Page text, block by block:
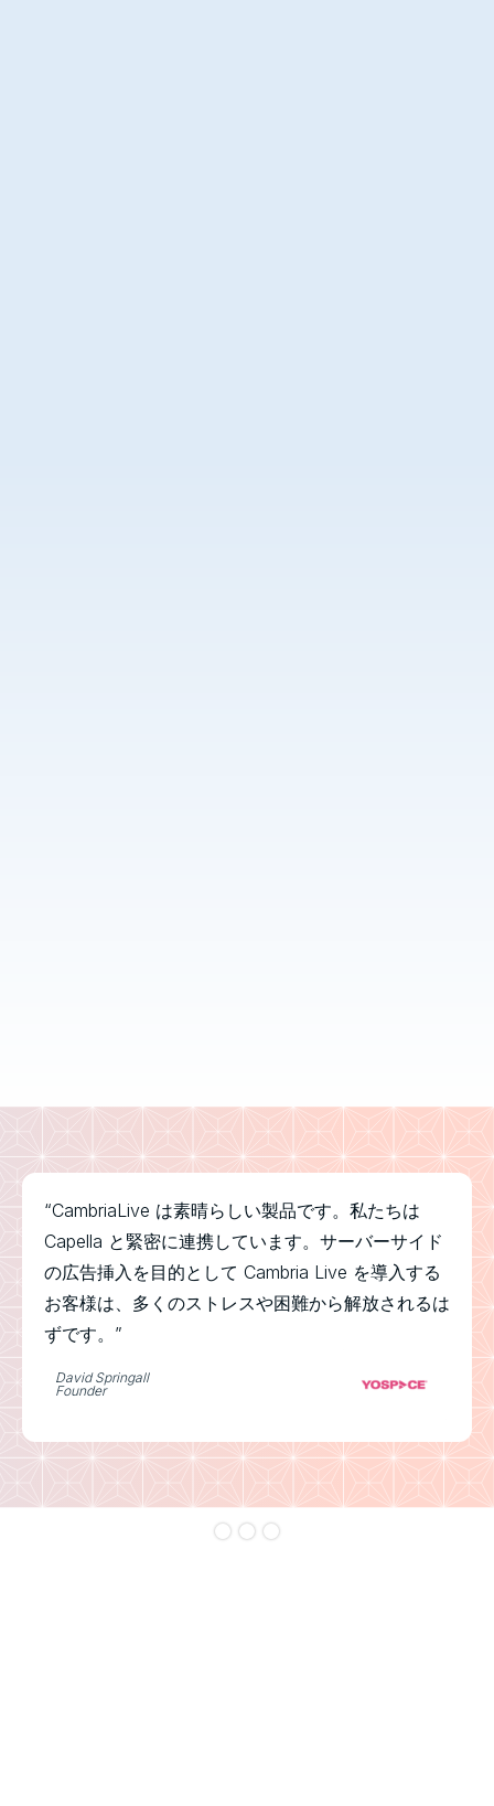
“CambriaLive は素晴らしい製品です。私たちは
Capella と緊密に連携しています。サーバーサイド
の広告挿入を目的として Cambria Live を導入する
お客様は、多くのストレスや困難から解放されるは
ずです。”
David Springall
Founder